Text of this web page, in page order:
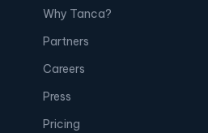
Why Tanca?
Partners
Careers
Press
Pricing